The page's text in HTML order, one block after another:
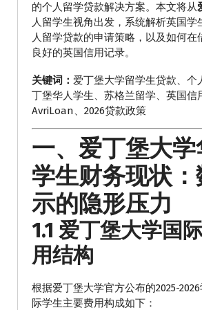
的个人留学贷款解决方案。本文将从
人留学生视角出发，系统解析英国学
人留学贷款的申请策略，以及如何在
良好的英国信用记录。
关键词： 爱丁堡大学留学生贷款、个
丁堡华人学生、苏格兰留学、英国信
AvriLoan、2026贷款政策
一、爱丁堡大学
学生财务现状
示的隐形压力
1.1 爱丁堡大学国
用结构
根据爱丁堡大学官方公布的2025-
际学生主要费用构成如下：